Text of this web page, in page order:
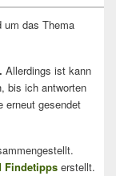
um das Thema
Allerdings ist kann
bis ich antworten
erneut gesendet
Findetipps erstellt.